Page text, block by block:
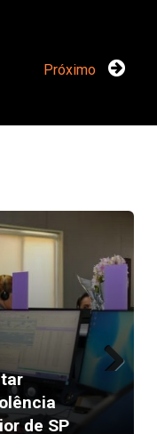
Próximo
de SP
Next